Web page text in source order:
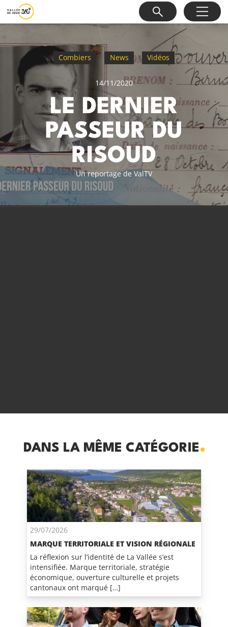
Combiers News Vidéos
14/11/2020
LE DERNIER
PASSEUR DU
RISOUD
Un reportage de ValTV
DANS LA MÊME CATÉGORIE
29/07/2026
MARQUE TERRITORIALE ET VISION RÉGIONALE
La réflexion sur l’identité de La Vallée s’est
intensifiée. Marque territoriale, stratégie
économique, ouverture culturelle et projets
cantonaux ont marqué […]